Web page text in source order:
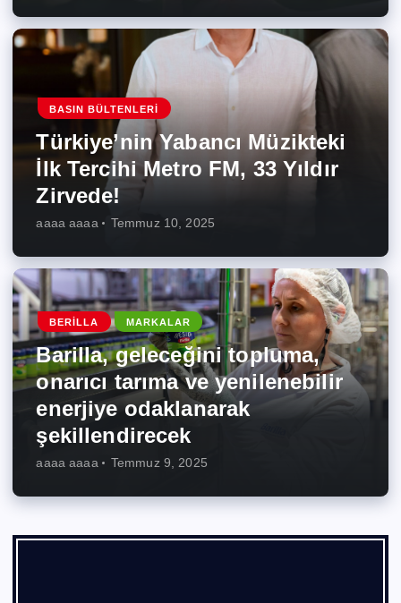
BASIN BÜLTENLERI
Türkiye’nin Yabancı Müzikteki
İlk Tercihi Metro FM, 33 Yıldır
Zirvede!
aaaa aaaa Temmuz 10, 2025
BERILLA MARKALAR
Barilla, geleceğini topluma,
onarıcı tarıma ve yenilenebilir
enerjiye odaklanarak
şekillendirecek
aaaa aaaa Temmuz 9, 2025